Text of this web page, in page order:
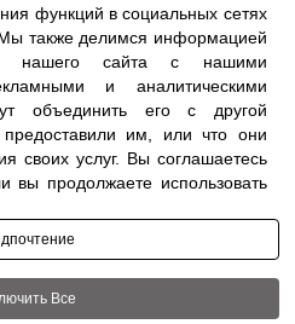
| All rights reserved to
функций в социальных сетях
также делимся информацией
нашего сайта с нашими
и аналитическими
объединить его с другой
им, или что они
своих услуг. Вы соглашаетесь
продолжаете использовать
Все